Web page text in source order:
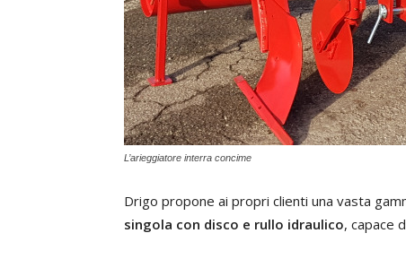
L’arieggiatore interra concime
Drigo propone ai propri clienti una vasta
singola con disco e rullo idraulico, capace